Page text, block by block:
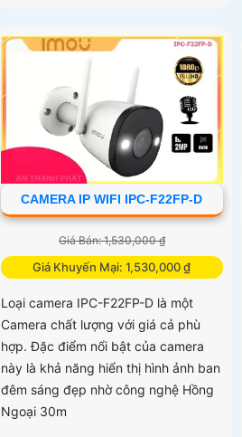
CAMERA IP WIFI IPC-F22FP-D
Giá Bán: 1,530,000 ₫
Giá Khuyến Mại: 1,530,000 ₫
Loại camera IPC-F22FP-D là một
Camera chất lượng với giá cả phù
hợp. Đặc điểm nổi bật của camera
này là khả năng hiển thị hình ảnh ban
đêm sáng đẹp nhờ công nghệ Hồng
Ngoại 30m